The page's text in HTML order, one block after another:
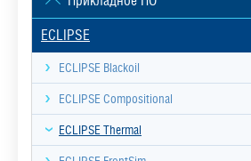
ECLIPSE
ECLIPSE Blackoil
ECLIPSE Compositional
ECLIPSE Thermal